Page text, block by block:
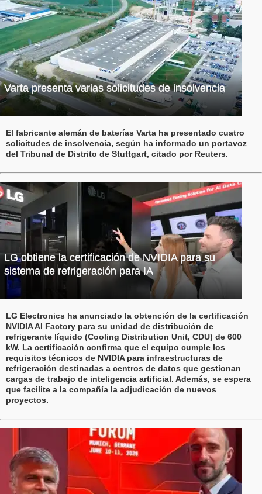
Varta presenta varias solicitudes de insolvencia
El fabricante alemán de baterías Varta ha presentado cuatro
solicitudes de insolvencia, según ha informado un portavoz
del Tribunal de Distrito de Stuttgart, citado por Reuters.
LG obtiene la certificación de NVIDIA para su
sistema de refrigeración para IA
LG Electronics ha anunciado la obtención de la certificación
NVIDIA AI Factory para su unidad de distribución de
refrigerante líquido (Cooling Distribution Unit, CDU) de 600
kW. La certificación confirma que el equipo cumple los
requisitos técnicos de NVIDIA para infraestructuras de
refrigeración destinadas a centros de datos que gestionan
cargas de trabajo de inteligencia artificial. Además, se espera
que facilite a la compañía la adjudicación de nuevos
proyectos.